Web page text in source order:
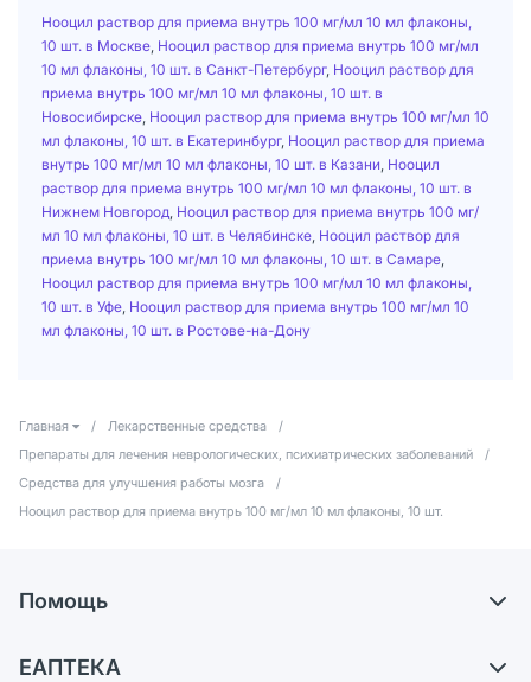
Нооцил раствор для приема внутрь 100 мг/мл 10 мл флаконы,
10 шт. в Москве Нооцил раствор для приема внутрь 100 мг/мл
10 мл флаконы, 10 шт. в Санкт-Петербург, Нооцил раствор для
приема внутрь 100 мг/мл 10 мл флаконы, 10 шт. в
Новосибирске Нооцил раствор для приема внутрь 100 мг/мл 10
мл флаконы, 10 шт. в Екатеринбург, Нооцил раствор для приема
внутрь 100 мг/мл 10 мл флаконы, 10 шт. в Казани Нооцил
раствор для приема внутрь 100 мг/мл 10 мл флаконы, 10 шт. в
Нижнем Новгород Нооцил раствор для приема внутрь 100 мг/
мл 10 мл флаконы, 10 шт. в Челябинске Нооцил раствор для
приема внутрь 100 мг/мл 10 мл флаконы, 10 шт. в Самаре
Нооцил раствор для приема внутрь 100 мг/мл 10 мл флаконы,
10 шт. в Уфе Нооцил раствор для приема внутрь 100 мг/мл 10
мл флаконы, 10 шт. в Ростове-на-Дону
Главная / Лекарственные средства
/
Препараты для лечения неврологических, психиатрических заболеваний
/
Средства для улучшения работы мозга
/
Нооцил раствор для приема внутрь 100 мг/мл 10 мл флаконы, 10 шт.
Помощь
ЕАПТЕКА